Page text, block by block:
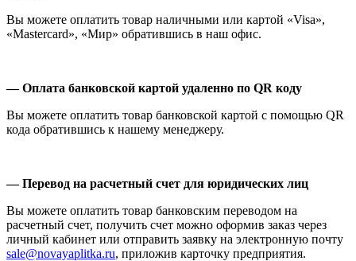
Вы можете оплатить товар наличными или картой «Visa»,
«Mastercard», «Мир» обратившись в наш офис.
— Оплата банковской картой удаленно по QR коду
Вы можете оплатить товар банковской картой с помощью QR
кода обратившись к нашему менеджеру.
— Перевод на расчетный счет для юридических лиц
Вы можете оплатить товар банковским переводом на
расчетный счет, получить счет можно оформив заказ через
личный кабинет или отправить заявку на электронную почту
sale@novayaplitka.ru, приложив карточку предприятия.